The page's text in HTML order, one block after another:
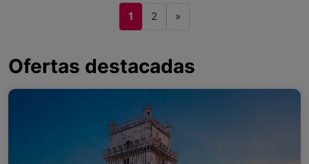
1 2 »
Ofertas destacadas